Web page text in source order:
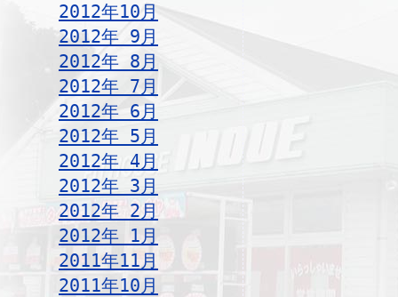
2012年10月
2012年 9月
2012年 8月
2012年 7月
2012年 6月
2012年 5月
2012年 4月
2012年 3月
2012年 2月
2012年 1月
2011年11月
2011年10月